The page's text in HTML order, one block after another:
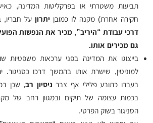
תביעות משטרתי או בפרקליטות המדינה,
חקירה אחרת) מקנה לו כמובן יתרוןעל
דרכי עבודת “היריב”, מכיר את הנפשות
גם מכירים אותו.
בייצוגו את המדינה בפני ערכאות משפטיות
למוניטין, שישרת אותו בהמשך דרכו כסניגור.
בעברו כתובע פלילי אף צבר ניסיון רב, שכן
בכמות עצומה של תיקים ובמגוון רחב של
הסניגור בשוק הפרטי.